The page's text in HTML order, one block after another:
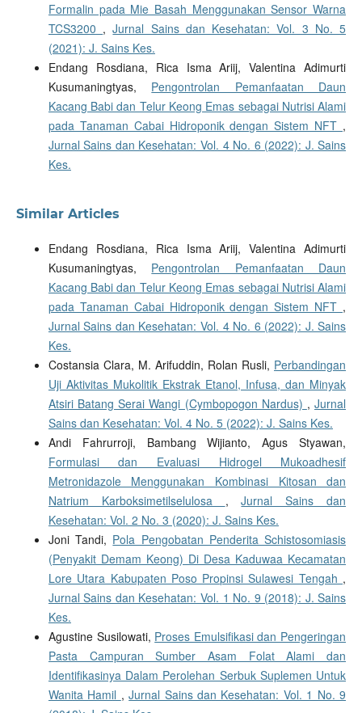
Formalin pada Mie Basah Menggunakan Sensor Warna
TCS3200 ,Jurnal Sains dan Kesehatan: Vol. 3 No. 5
(2021): J. Sains Kes.
Endang Rosdiana, Rica Isma Ariij, Valentina Adimurti
Kusumaningtyas, Pengontrolan Pemanfaatan Daun
Kacang Babi dan Telur Keong Emas sebagai Nutrisi Alami
pada Tanaman Cabai Hidroponik dengan Sistem NFT ,
Jurnal Sains dan Kesehatan: Vol. 4 No. 6 (2022): J. Sains
Kes.
Similar Articles
Endang Rosdiana, Rica Isma Ariij, Valentina Adimurti
Kusumaningtyas, Pengontrolan Pemanfaatan Daun
Kacang Babi dan Telur Keong Emas sebagai Nutrisi Alami
pada Tanaman Cabai Hidroponik dengan Sistem NFT ,
Jurnal Sains dan Kesehatan: Vol. 4 No. 6 (2022): J. Sains
Kes.
Costansia Clara, M. Arifuddin, Rolan Rusli, Perbandingan
Uji Aktivitas Mukolitik Ekstrak Etanol, Infusa, dan Minyak
Atsiri Batang Serai Wangi (Cymbopogon Nardus) ,Jurnal
Sains dan Kesehatan: Vol. 4 No. 5 (2022): J. Sains Kes.
Andi Fahrurroji, Bambang Wijianto, Agus Styawan,
Formulasi dan Evaluasi Hidrogel Mukoadhesif
Metronidazole Menggunakan Kombinasi Kitosan dan
Natrium Karboksimetilselulosa ,Jurnal Sains dan
Kesehatan: Vol. 2 No. 3 (2020): J. Sains Kes.
Joni Tandi, Pola Pengobatan Penderita Schistosomiasis
(Penyakit Demam Keong) Di Desa Kaduwaa Kecamatan
Lore Utara Kabupaten Poso Propinsi Sulawesi Tengah ,
Jurnal Sains dan Kesehatan: Vol. 1 No. 9 (2018): J. Sains
Kes.
Agustine Susilowati, Proses Emulsifikasi dan Pengeringan
Pasta Campuran Sumber Asam Folat Alami dan
Identifikasinya Dalam Perolehan Serbuk Suplemen Untuk
Wanita Hamil ,Jurnal Sains dan Kesehatan: Vol. 1 No. 9